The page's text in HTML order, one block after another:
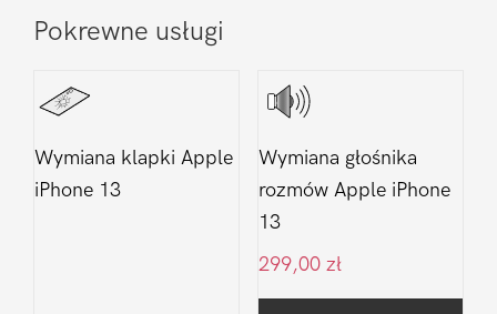
Pokrewne usługi
Wymiana klapki Apple
iPhone 13
Wymiana głośnika
rozmów Apple iPhone
13
299,00 zł